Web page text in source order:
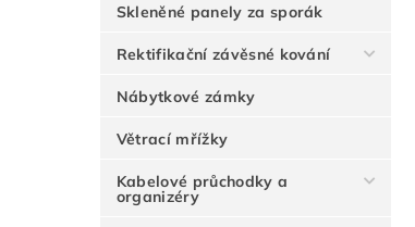
Skleněné panely za sporák
Rektifikační závěsné kování
Nábytkové zámky
Větrací mřížky
Kabelové průchodky a
organizéry